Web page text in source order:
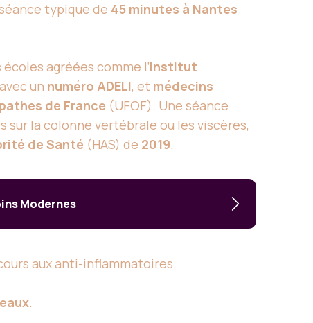
typique de 45 minutes à Nantes
agréées comme l’Institut
un numéro ADELI, et médecins
de France (UFOF). Une séance
la colonne vertébrale ou les viscères,
de Santé (HAS) de 2019.
Modernes
aux anti-inflammatoires.
.